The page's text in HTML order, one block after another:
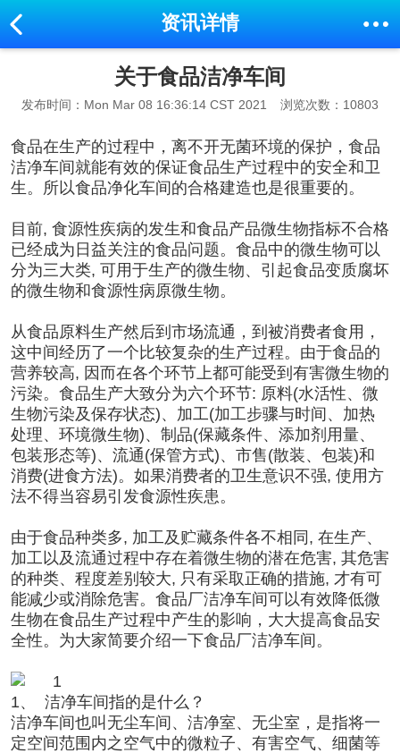
资讯详情
关于食品洁净车间
发布时间：Mon Mar 08 16:36:14 CST 2021 浏览次数：10803
食品在生产的过程中，离不开无菌环境的保护， 食品
洁净车间就能有效的保证食品生产过程中的安全和卫
生。所以食品净化车间的合格建造也是很重要的。
目前, 食源性疾病的发生和食品产品微生物指标不合格
已经成为日益关注的食品问题。食品中的微生物可以
分为三大类, 可用于生产的微生物、引起食品变质腐坏
的微生物和食源性病原微生物。
从食品原料生产然后到市场流通，到被消费者食用，
这中间经历了一个比较复杂的生产过程。由于食品的
营养较高, 因而在各个环节上都可能受到有害微生物的
污染。食品生产大致分为六个环节: 原料(水活性、微
生物污染及保存状态)、加工(加工步骤与时间、加热
处理、环境微生物)、制品(保藏条件、添加剂用量、
包装形态等)、流通(保管方式)、市售(散装、包装)和
消费(进食方法)。如果消费者的卫生意识不强, 使用方
法不得当容易引发食源性疾患。
由于食品种类多, 加工及贮藏条件各不相同, 在生产、
加工以及流通过程中存在着微生物的潜在危害, 其危害
的种类、程度差别较大, 只有采取正确的措施, 才有可
能减少或消除危害。食品厂洁净车间可以有效降低微
生物在食品生产过程中产生的影响，大大提高食品安
全性。为大家简要介绍一下食品厂洁净车间。
1、
洁净车间指的是什么？
洁净车间也叫无尘车间、洁净室、无尘室，是指将一
定空间范围内之空气中的微粒子、有害空气、细菌等